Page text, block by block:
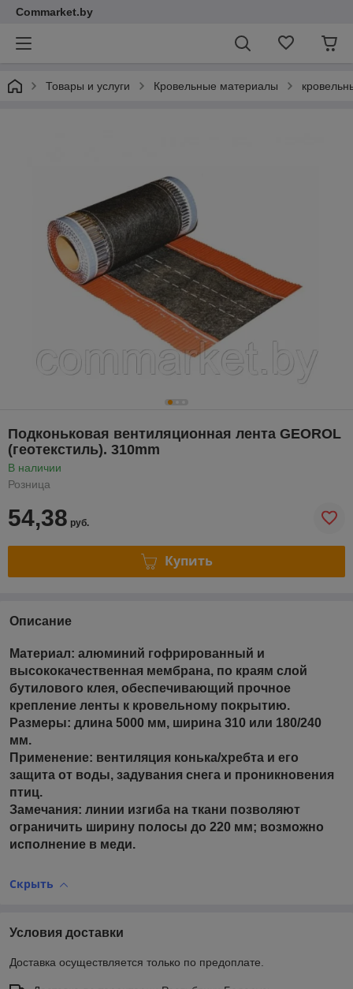
Commarket.by
Товары и услуги Кровельные материалы
Подконьковая вентиляционная лента GEOROL
(геотекстиль). 310mm
В наличии
Розница
54,38 руб.
Купить
Описание
Материал: алюминий гофрированный и
высококачественная мембрана, по краям слой
бутилового клея, обеспечивающий прочное
крепление ленты к кровельному покрытию.
Размеры: длина 5000 мм, ширина 310 или 180/240
мм.
Применение: вентиляция конька/хребта и его
защита от воды, задувания снега и проникновения
птиц.
Замечания: линии изгиба на ткани позволяют
ограничить ширину полосы до 220 мм; возможно
исполнение в меди.
Скрыть
Условия доставки
Доставка осуществляется только по предоплате.